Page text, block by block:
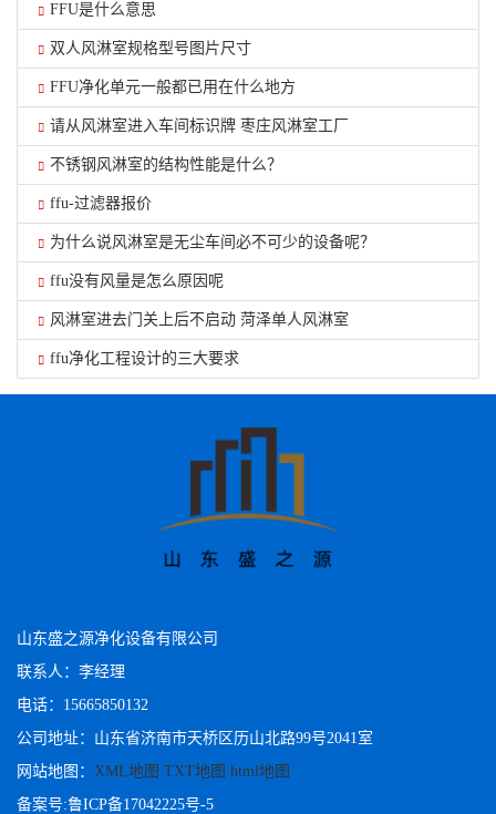
FFU是什么意思
双人风淋室规格型号图片尺寸
FFU净化单元一般都已用在什么地方
请从风淋室进入车间标识牌 枣庄风淋室工厂
不锈钢风淋室的结构性能是什么？
ffu-过滤器报价
为什么说风淋室是无尘车间必不可少的设备呢？
ffu没有风量是怎么原因呢
风淋室进去门关上后不启动 菏泽单人风淋室
ffu净化工程设计的三大要求
山东盛之源净化设备有限公司
联系人：李经理
电话：15665850132
公司地址：山东省济南市天桥区历山北路99号2041室
网站地图： XML地图 TXT地图 html地图
备案号:鲁ICP备17042225号-5